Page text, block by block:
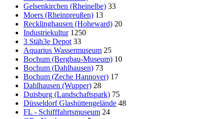
Gelsenkirchen (Rheinelbe) 33
Moers (Rheinpreußen) 13
Recklinghausen (Hoheward) 20
Industriekultur 1250
3 Stäh3e Depot 33
Aquarius Wassermuseum 25
Bochum (Bergbau-Museum) 10
Bochum (Dahlhausen) 73
Bochum (Zeche Hannover) 17
Dahlhausen (Wupper) 28
Duisburg (Landschaftspark) 75
Düsseldorf Glashüttengelände 48
FL - Schifffahrtsmuseum 24